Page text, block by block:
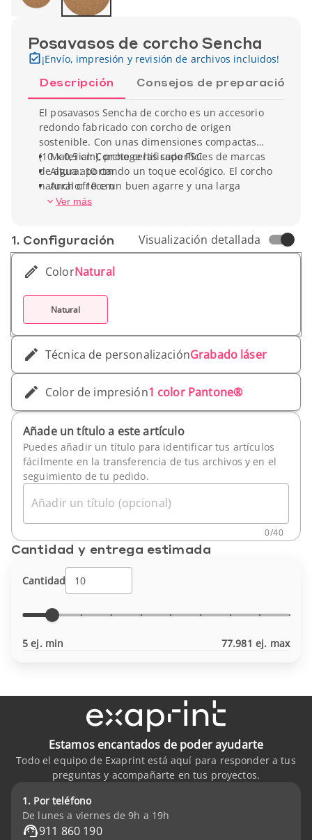
Posavasos de corcho Sencha
¡Envío, impresión y revisión de archivos incluidos!
Descripción Consejos de preparación
El posavasos Sencha de corcho es un accesorio
redondo fabricado con corcho de origen
sostenible. Con unas dimensiones compactas
(10 x 0,5 cm), protege las superficies de marcas
de agua aportando un toque ecológico. El corcho
natural ofrece un buen agarre y una larga
durabilidad. Personalizable mediante grabado
Material: Corcho certificado FSC
Altura: 10 cm
Ancho: 10 cm
Peso unitario: 9 g
Ver más
1. Conf­iguración Visualización detallada
ColorNatural
Natural
Técnica de personalizaciónGrabado láser
Color de impresión1 color Pantone®
Añade un título a este artículo
Puedes añadir un título para identificar tus artículos
fácilmente en la transferencia de tus archivos y en el
seguimiento de tu pedido.
Añadir un título (opcional)
0/40
Cantidad y entrega estimada
Cantidad
5 ej. min 77.981 ej. max
Estamos encantados de poder ayudarte
Todo el equipo de Exaprint está aquí para responder a tus
preguntas y acompañarte en tus proyectos.
1. Por teléfono
De lunes a viernes de 9h a 19h
911 860 190